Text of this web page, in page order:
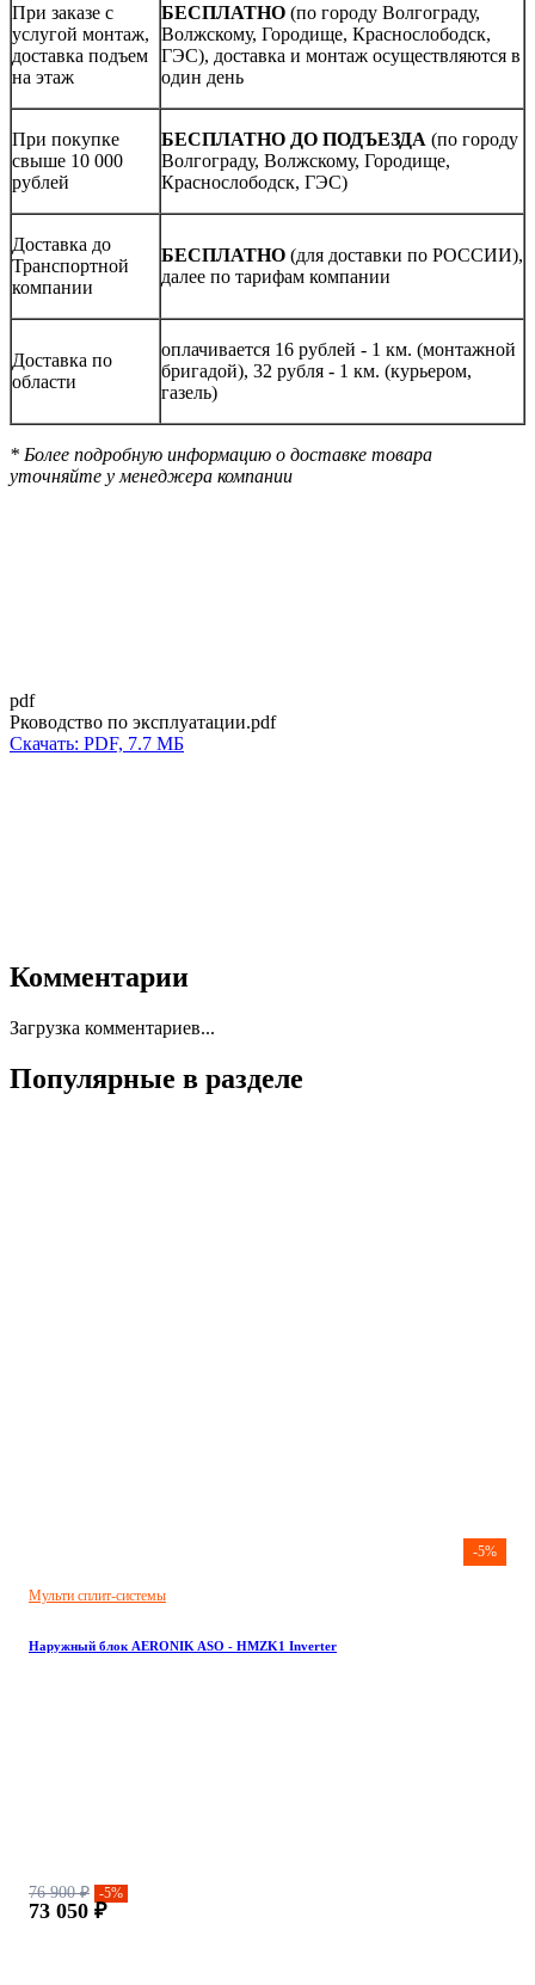
При заказе с
услугой монтаж,
доставка подъем
на этаж
БЕСПЛАТНО (по городу Волгограду,
Волжскому, Городище, Краснослободск,
ГЭС), доставка и монтаж осуществляются в
один день
При покупке
свыше 10 000
рублей
БЕСПЛАТНО ДО ПОДЪЕЗДА (по городу
Волгограду, Волжскому, Городище,
Краснослободск, ГЭС)
Доставка до
Транспортной
компании
БЕСПЛАТНО (для доставки по РОССИИ),
далее по тарифам компании
Доставка по
области
оплачивается 16 рублей - 1 км. (монтажной
бригадой), 32 рубля - 1 км. (курьером,
газель)
* Более подробную информацию о доставке товара
уточняйте у менеджера компании
pdf
Рководство по эксплуатации.pdf
Скачать: PDF, 7.7 МБ
Комментарии
Загрузка комментариев...
Популярные в разделе
-5%
Мульти сплит-системы
Наружный блок AERONIK ASO - HMZK1 Inverter
76 900 ₽ -5%
73 050 ₽